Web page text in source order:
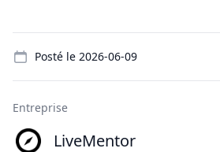
Posté le 2026-06-09
Entreprise
LiveMentor